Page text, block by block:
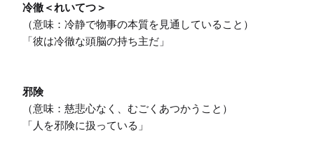
冷徹＜れいてつ＞
（意味：冷静で物事の本質を見通していること）
「彼は冷徹な頭脳の持ち主だ」
邪険
（意味：慈悲心なく、むごくあつかうこと）
「人を邪険に扱っている」